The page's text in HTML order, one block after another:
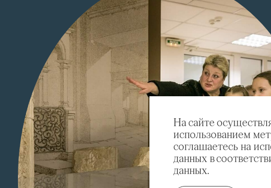
На сайте
использованием
соглашаетесь на
данных в
данных.